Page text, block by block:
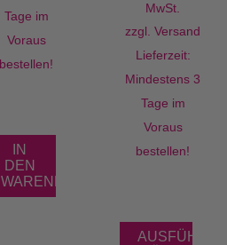
Tage im
Voraus
bestellen!
IN
DEN
WARENKORB
MwSt.
zzgl.Versand
Lieferzeit:
Mindestens 3
Tage im
Voraus
bestellen!